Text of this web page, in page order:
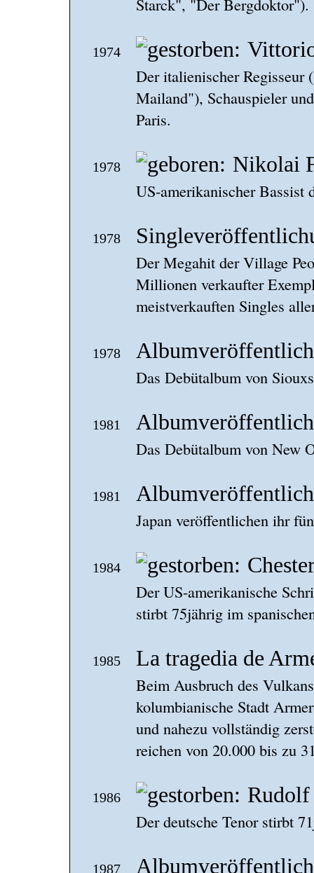
Starck", "Der Bergdoktor").
1974
Der italienischer Regisseur
Mailand"), Schauspieler
Paris.
1978 Nikolai
US-amerikanischer Bassist
1978
Der Megahit der Village
Millionen verkaufter
meistverkauften Singles
1978
Das Debütalbum von
1981
Das Debütalbum von New
1981
Japan veröffentlichen ihr
1984
Der US-amerikanische
stirbt 75jährig im
1985 La tragedia de
Beim Ausbruch des
kolumbianische Stadt
und nahezu vollständig
reichen von 20.000 bis zu
1986 Rudolf
Der deutsche Tenor stirbt
1987